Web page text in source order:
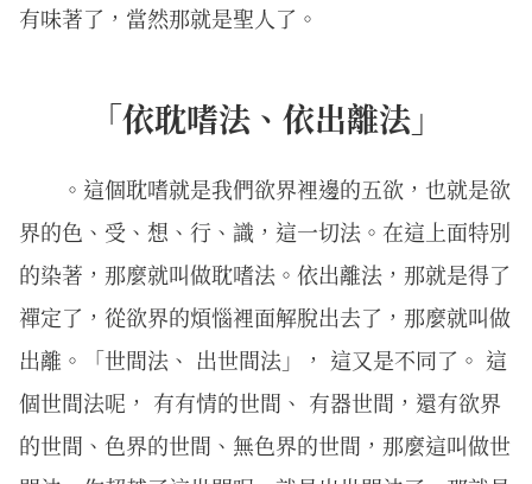
有味著了，當然那就是聖人了。
「依耽嗜法、依出離法」
。這個耽嗜就是我們欲界裡邊的五欲，也就是欲
界的色、受、想、行、識，這一切法。在這上面特別
的染著，那麼就叫做耽嗜法。依出離法，那就是得了
禪定了，從欲界的煩惱裡面解脫出去了，那麼就叫做
出離。「世間法、 出世間法」， 這又是不同了。 這
個世間法呢， 有有情的世間、 有器世間，還有欲界
的世間、色界的世間、無色界的世間，那麼這叫做世